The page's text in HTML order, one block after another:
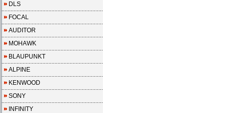
DLS
FOCAL
AUDITOR
MOHAWK
BLAUPUNKT
ALPINE
KENWOOD
SONY
INFINITY